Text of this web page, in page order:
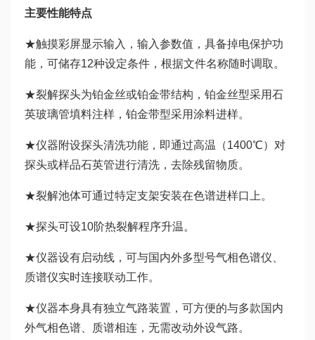
主要性能特点
★触摸彩屏显示输入，输入参数值，具备掉电保护功
能，可储存12种设定条件，根据文件名称随时调取。
★裂解探头为铂金丝或铂金带结构，铂金丝型采用石
英玻璃管填料注样，铂金带型采用涂料进样。
★仪器附设探头清洗功能，即通过高温（1400℃）对
探头或样品石英管进行清洗，去除残留物质。
★裂解池体可通过特定支架安装在色谱进样口上。
★探头可设10阶热裂解程序升温。
★仪器设有启动线，可与国内外多型号气相色谱仪、
质谱仪实时连接联动工作。
★仪器本身具有独立气路装置，可方便的与多款国内
外气相色谱、质谱相连，无需改动外设气路。